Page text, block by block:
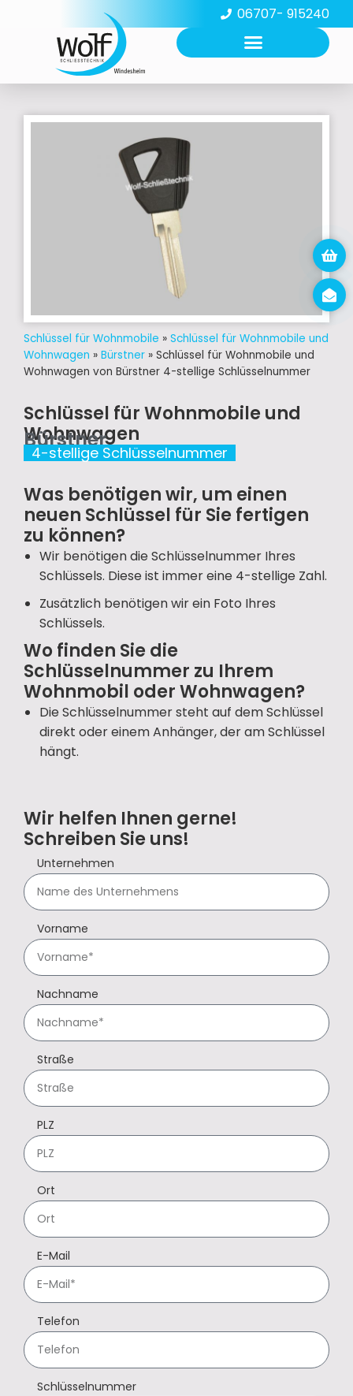
06707- 915240
Schlüssel für Wohnmobile » Schlüssel für Wohnmobile und
Wohnwagen » Bürstner » Schlüssel für Wohnmobile und
Wohnwagen von Bürstner 4-stellige Schlüsselnummer
Schlüssel für Wohnmobile und
Wohnwagen
Bürstner
4-stellige Schlüsselnummer
Was benötigen wir, um einen
neuen Schlüssel für Sie fertigen
zu können?
Wir benötigen die Schlüsselnummer Ihres
Schlüssels. Diese ist immer eine 4-stellige Zahl.
Zusätzlich benötigen wir ein Foto Ihres
Schlüssels.
Wo finden Sie die
Schlüsselnummer zu Ihrem
Wohnmobil oder Wohnwagen?
Die Schlüsselnummer steht auf dem Schlüssel
direkt oder einem Anhänger, der am Schlüssel
hängt.
Wir helfen Ihnen gerne!
Schreiben Sie uns!
Unternehmen
Vorname
Nachname
Straße
PLZ
Ort
E-Mail
Telefon
Schlüsselnummer